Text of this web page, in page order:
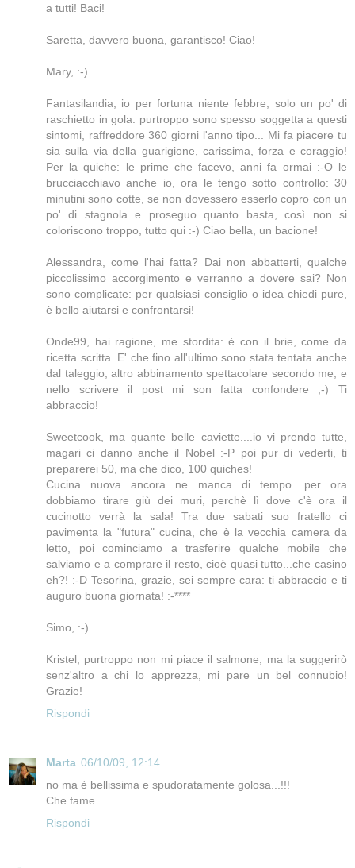
a tutti! Baci!
Saretta, davvero buona, garantisco! Ciao!
Mary, :-)
Fantasilandia, io per fortuna niente febbre, solo un po' di
raschietto in gola: purtroppo sono spesso soggetta a questi
sintomi, raffreddore 360 giorni l'anno tipo... Mi fa piacere tu
sia sulla via della guarigione, carissima, forza e coraggio!
Per la quiche: le prime che facevo, anni fa ormai :-O le
brucciacchiavo anche io, ora le tengo sotto controllo: 30
minutini sono cotte, se non dovessero esserlo copro con un
po' di stagnola e proseguo quanto basta, così non si
coloriscono troppo, tutto qui :-) Ciao bella, un bacione!
Alessandra, come l'hai fatta? Dai non abbatterti, qualche
piccolissimo accorgimento e verranno a dovere sai? Non
sono complicate: per qualsiasi consiglio o idea chiedi pure,
è bello aiutarsi e confrontarsi!
Onde99, hai ragione, me stordita: è con il brie, come da
ricetta scritta. E' che fino all'ultimo sono stata tentata anche
dal taleggio, altro abbinamento spettacolare secondo me, e
nello scrivere il post mi son fatta confondere ;-) Ti
abbraccio!
Sweetcook, ma quante belle caviette....io vi prendo tutte,
magari ci danno anche il Nobel :-P poi pur di vederti, ti
preparerei 50, ma che dico, 100 quiches!
Cucina nuova...ancora ne manca di tempo....per ora
dobbiamo tirare giù dei muri, perchè lì dove c'è ora il
cucinotto verrà la sala! Tra due sabati suo fratello ci
pavimenta la "futura" cucina, che è la vecchia camera da
letto, poi cominciamo a trasferire qualche mobile che
salviamo e a comprare il resto, cioè quasi tutto...che casino
eh?! :-D Tesorina, grazie, sei sempre cara: ti abbraccio e ti
auguro buona giornata! :-****
Simo, :-)
Kristel, purtroppo non mi piace il salmone, ma la suggerirò
senz'altro a chi lo apprezza, mi pare un bel connubio!
Grazie!
Rispondi
Marta 06/10/09, 12:14
no ma è bellissima e spudoratamente golosa...!!!
Che fame...
Rispondi